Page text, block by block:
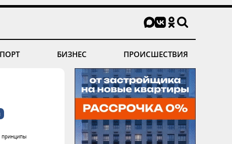
БИЗНЕС ПРОИСШЕСТВИЯ
принципы